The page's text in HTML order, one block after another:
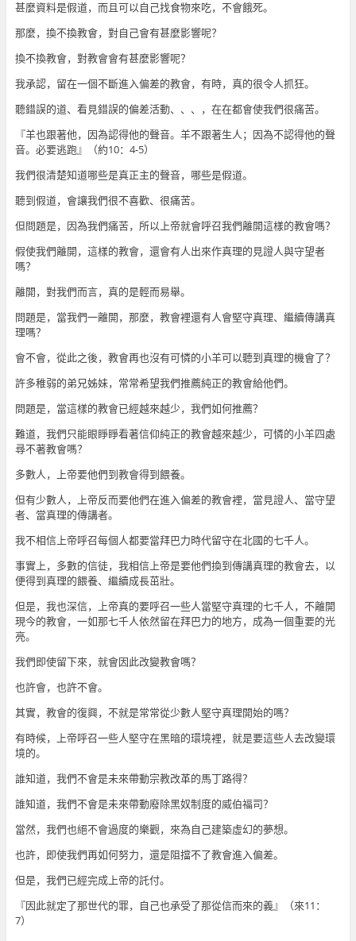
甚麼資料是假道，而且可以自己找食物來吃，不會餓死。
那麼，換不換教會，對自己會有甚麼影響呢？
換不換教會，對教會會有甚麼影響呢？
我承認，留在一個不斷進入偏差的教會，有時，真的很令人抓狂。
聽錯誤的道、看見錯誤的偏差活動、、、，在在都會使我們很痛苦。
『羊也跟著他，因為認得他的聲音。羊不跟著生人；因為不認得他的聲
音。必要逃跑』（約10：4-5）
我們很清楚知道哪些是真正主的聲音，哪些是假道。
聽到假道，會讓我們很不喜歡、很痛苦。
但問題是，因為我們痛苦，所以上帝就會呼召我們離開這樣的教會嗎？
假使我們離開，這樣的教會，還會有人出來作真理的見證人與守望者
嗎？
離開，對我們而言，真的是輕而易舉。
問題是，當我們一離開，那麼，教會裡還有人會堅守真理、繼續傳講真
理嗎？
會不會，從此之後，教會再也沒有可憐的小羊可以聽到真理的機會了？
許多稚弱的弟兄姊妹，常常希望我們推薦純正的教會給他們。
問題是，當這樣的教會已經越來越少，我們如何推薦？
難道，我們只能眼睜睜看著信仰純正的教會越來越少，可憐的小羊四處
尋不著教會嗎？
多數人，上帝要他們到教會得到餵養。
但有少數人，上帝反而要他們在進入偏差的教會裡，當見證人、當守望
者、當真理的傳講者。
我不相信上帝呼召每個人都要當拜巴力時代留守在北國的七千人。
事實上，多數的信徒，我相信上帝是要他們換到傳講真理的教會去，以
便得到真理的餵養、繼續成長茁壯。
但是，我也深信，上帝真的要呼召一些人當堅守真理的七千人，不離開
現今的教會，一如那七千人依然留在拜巴力的地方，成為一個重要的光
亮。
我們即使留下來，就會因此改變教會嗎？
也許會，也許不會。
其實，教會的復興，不就是常常從少數人堅守真理開始的嗎？
有時候，上帝呼召一些人堅守在黑暗的環境裡，就是要這些人去改變環
境的。
誰知道，我們不會是未來帶動宗教改革的馬丁路得？
誰知道，我們不會是未來帶動廢除黑奴制度的威伯福司？
當然，我們也絕不會過度的樂觀，來為自己建築虛幻的夢想。
也許，即使我們再如何努力，還是阻擋不了教會進入偏差。
但是，我們已經完成上帝的託付。
『因此就定了那世代的罪，自己也承受了那從信而來的義』（來11：
7）